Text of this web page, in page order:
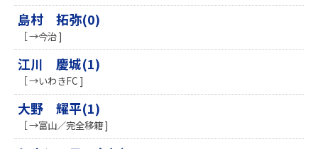
島村 拓弥(0)
［ →今治 ]
江川 慶城(1)
［ →いわきFC ]
大野 耀平(1)
［ →富山／完全移籍 ]